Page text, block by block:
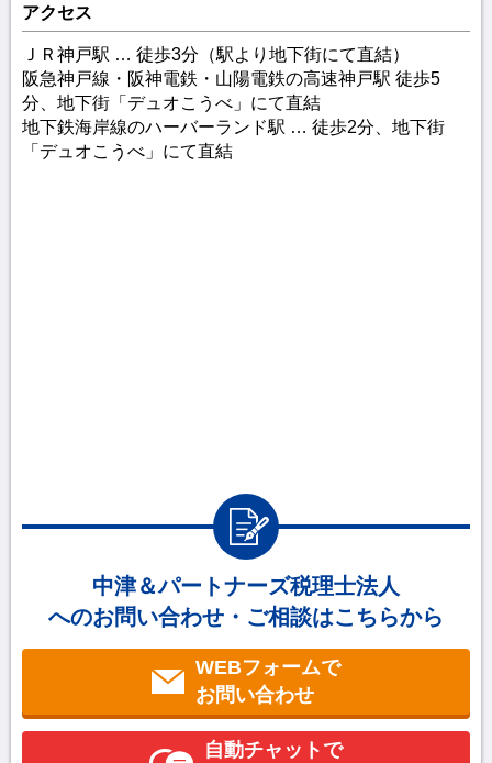
アクセス
ＪＲ神戸駅 … 徒歩3分（駅より地下街にて直結）
阪急神戸線・阪神電鉄・山陽電鉄の高速神戸駅 徒歩5
分、地下街「デュオこうべ」にて直結
地下鉄海岸線のハーバーランド駅 … 徒歩2分、地下街
「デュオこうべ」にて直結
中津＆パートナーズ税理士法人
へのお問い合わせ・ご相談はこちらから
WEBフォームで
お問い合わせ
自動チャットで